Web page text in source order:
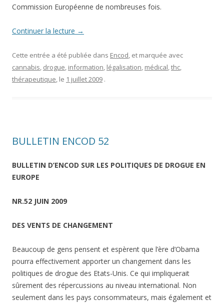
Commission Européenne de nombreuses fois.
Continuer la lecture →
Cette entrée a été publiée dans Encod, et marquée avec
cannabis, drogue, information, légalisation, médical,thc,
thérapeutique, le 1 juillet 2009 .
BULLETIN ENCOD 52
BULLETIN D’ENCOD SUR LES POLITIQUES DE DROGUE EN
EUROPE
NR.52 JUIN 2009
DES VENTS DE CHANGEMENT
Beaucoup de gens pensent et espèrent que l’ère d’Obama
pourra effectivement apporter un changement dans les
politiques de drogue des Etats-Unis. Ce qui impliquerait
sûrement des répercussions au niveau international. Non
seulement dans les pays consommateurs, mais également et